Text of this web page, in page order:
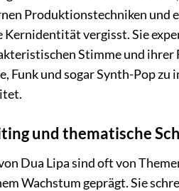
Produktionstechniken und
Kernidentität vergisst. Sie
Stimme und ihrer
Funk und sogar Synth-Pop
und thematische
Dua Lipa sind oft von
Wachstum geprägt. Sie